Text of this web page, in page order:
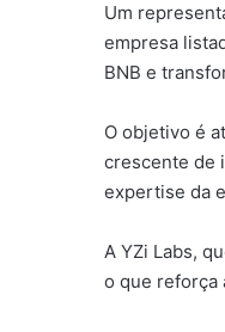
Um
empresa
BNB e
O objetivo é
crescente de
expertise da
A YZi Labs,
o que reforça